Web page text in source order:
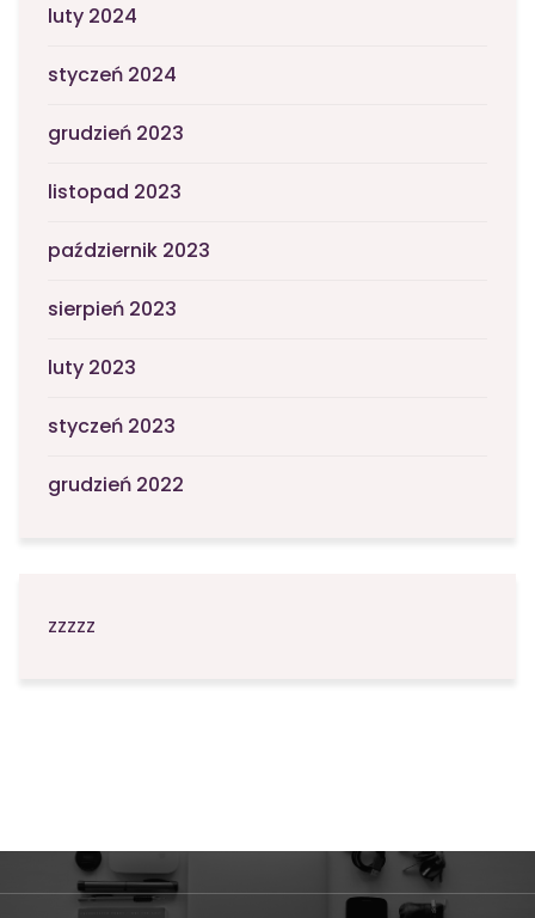
luty 2024
styczeń 2024
grudzień 2023
listopad 2023
październik 2023
sierpień 2023
luty 2023
styczeń 2023
grudzień 2022
zzzzz